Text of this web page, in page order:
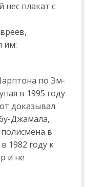
плакат с
им:
по Эм-
в 1995 году
доказывал
Джамала,
в
1982 году к
и не